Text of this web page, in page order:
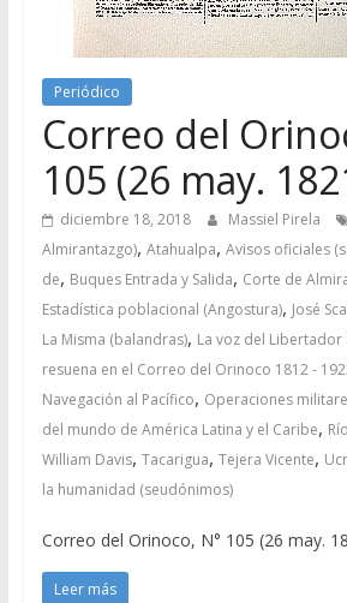
Periódico
Correo del
105 (26 may.
diciembre 18, 2018 Massiel Pirela
Almirantazgo), Atahualpa, Avisos oficiales
de, Buques Entrada y Salida, Corte de
Estadística poblacional (Angostura), José
La Misma (balandras), La voz del Libertador
resuena en el Correo del Orinoco 1812 -
Navegación al Pacífico, Operaciones
del mundo de América Latina y el Caribe,
William Davis, Tacarigua, Tejera Vicente,
la humanidad (seudónimos)
Correo del Orinoco, N° 105 (26 may.
Leer más